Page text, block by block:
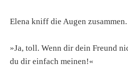
Elena kniff die Augen zusammen.
»Ja, toll. Wenn dir dein Freund
du dir einfach meinen!«